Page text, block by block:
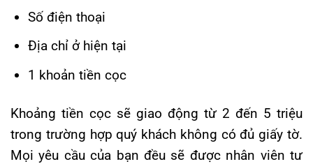
Số điện thoại
Địa chỉ ở hiện tại
1 khoản tiền cọc
Khoảng tiền cọc sẽ giao động từ 2 đến 5 triệu
trong trường hợp quý khách không có đủ giấy tờ.
Mọi yêu cầu của bạn đều sẽ được nhân viên tư